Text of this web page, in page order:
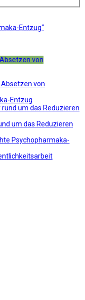
Entzug“
von
von
Entzug
um das Reduzieren
um das Reduzieren
Psychopharmaka-